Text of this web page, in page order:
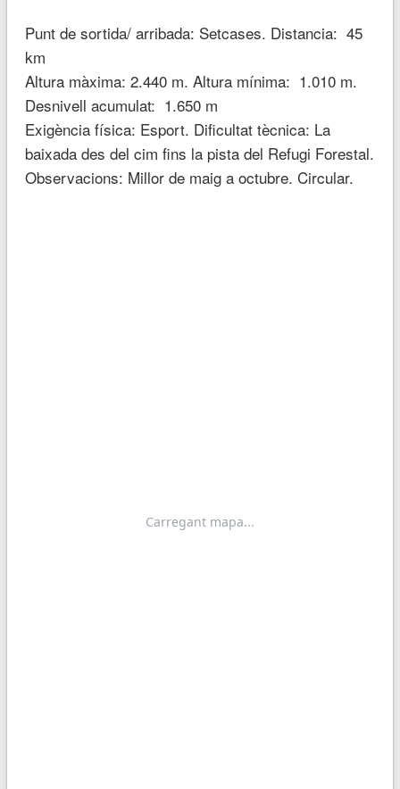
Punt de sortida/ arribada: Setcases. Distancia: 45
km
Altura màxima: 2.440 m. Altura mínima: 1.010 m.
Desnivell acumulat: 1.650 m
Exigència física: Esport. Dificultat tècnica: La
baixada des del cim fins la pista del Refugi Forestal.
Observacions: Millor de maig a octubre. Circular.